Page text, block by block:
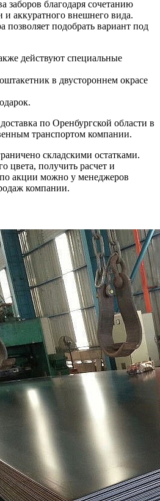
заборов благодаря сочетанию
и аккуратного внешнего вида.
позволяет подобрать вариант под
действуют специальные
в двустороннем окрасе
по Оренбургской области в
транспортом компании.
складскими остатками.
цвета, получить расчет и
акции можно у менеджеров
компании.